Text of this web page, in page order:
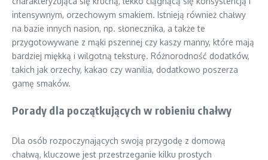
intensywnym, orzechowym smakiem. Istnieją również chałwy
na bazie innych nasion, np. słonecznika, a także te
przygotowywane z mąki pszennej czy kaszy manny, które mają
bardziej miękką i wilgotną teksturę. Różnorodność dodatków,
takich jak orzechy, kakao czy wanilia, dodatkowo poszerza
gamę smaków.
Porady dla początkujących w robieniu chałwy
Dla osób rozpoczynających swoją przygodę z domową
chałwą, kluczowe jest przestrzeganie kilku prostych